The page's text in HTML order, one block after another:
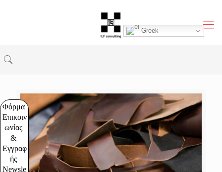
Φόρμα
Επικοιν
ωνίας
&
Εγγραφ
ής
Newsle
Greek